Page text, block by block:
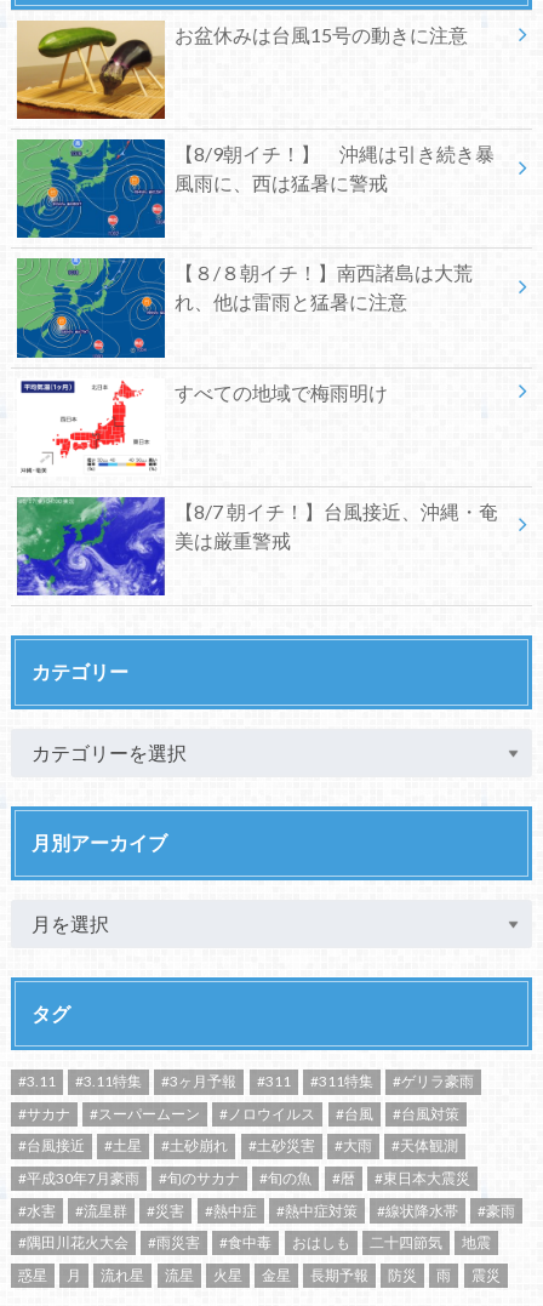
お盆休みは台風15号の動きに注意
【8/9朝イチ！】 沖縄は引き続き暴
風雨に、西は猛暑に警戒
【８/８朝イチ！】南西諸島は大荒
れ、他は雷雨と猛暑に注意
すべての地域で梅雨明け
【8/7 朝イチ！】台風接近、沖縄・奄
美は厳重警戒
カテゴリー
月別アーカイブ
タグ
#3.11 #3.11特集 #3ヶ月予報 #311 #311特集
#ゲリラ豪雨
#サカナ
#スーパームーン #ノロウイルス #台風
#台風対策
#台風接近
#土星 #土砂崩れ #土砂災害 #大雨
#天体観測
#平成30年7月豪雨
#旬のサカナ #旬の魚 #暦
#東日本大震災
#水害
#流星群 #災害 #熱中症 #熱中症対策 #線状降水帯
#豪雨
#隅田川花火大会
#雨災害 #食中毒 おはしも 二十四節気
地震
惑星
月 流れ星 流星 火星 金星 長期予報 防災 雨 震災